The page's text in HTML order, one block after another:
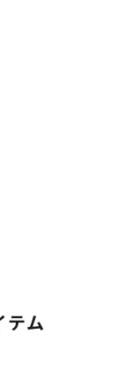
テム